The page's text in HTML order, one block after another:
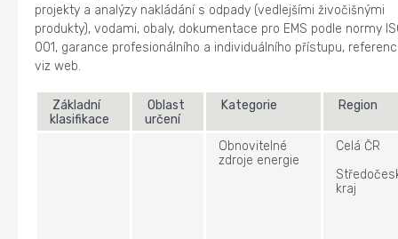
projekty a analýzy nakládání s odpady (vedlejšími živočišnými
produkty), vodami, obaly, dokumentace pro EMS podle normy
001, garance profesionálního a individuálního přístupu,
viz web.
Základní
klasifikace
Oblast
určení
Kategorie Region
Obnovitelné
zdroje energie
Celá ČR
kraj